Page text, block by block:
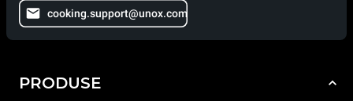
cooking.support@unox.com
PRODUSE